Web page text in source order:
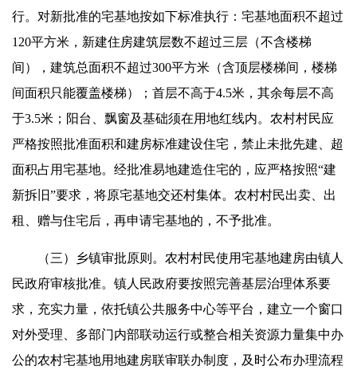
行。对新批准的宅基地按如下标准执行：宅基地面积不超过
120平方米，新建住房建筑层数不超过三层（不含楼梯
间），建筑总面积不超过300平方米（含顶层楼梯间，楼梯
间面积只能覆盖楼梯）；首层不高于4.5米，其余每层不高
于3.5米；阳台、飘窗及基础须在用地红线内。农村村民应
严格按照批准面积和建房标准建设住宅，禁止未批先建、超
面积占用宅基地。经批准易地建造住宅的，应严格按照“建
新拆旧”要求，将原宅基地交还村集体。农村村民出卖、出
租、赠与住宅后，再申请宅基地的，不予批准。
（三）乡镇审批原则。农村村民使用宅基地建房由镇人
民政府审核批准。镇人民政府要按照完善基层治理体系要
求，充实力量，依托镇公共服务中心等平台，建立一个窗口
对外受理、多部门内部联动运行或整合相关资源力量集中办
公的农村宅基地用地建房联审联办制度，及时公布办理流程